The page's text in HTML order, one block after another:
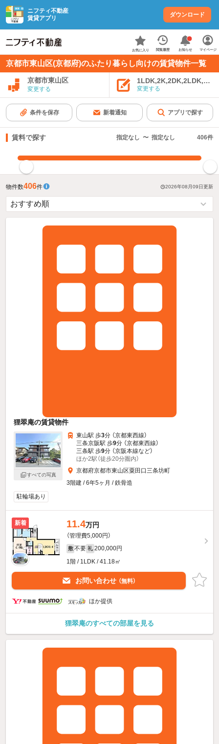
ニフティ不動産
賃貸アプリ
ダウンロード
お気に入り 閲覧履歴 お知らせ マイページ
京都市東山区(京都府)のふたり暮らし向けの賃貸物件一覧
京都市東山区
変更する 変更する
条件を保存 新着通知 アプリで探す
賃料で探す 指定なし 〜 指定なし 406件
物件数406件 2026年08月09日更新
狸翠庵の賃貸物件
すべての写真
東山駅 歩3分 （京都東西線）
三条京阪駅 歩9分 （京都東西線）
三条駅 歩9分 （京阪本線など）
ほか2駅（徒歩20分圏内）
京都府京都市東山区粟田口三条坊町
3階建 / 6年5ヶ月 / 鉄骨造
駐輪場あり
新着 11.4万円
（管理費5,000円）
敷 不要 礼 200,000円
1階 / 1LDK / 41.18㎡
お問い合わせ （無料）
ほか提供
狸翠庵のすべての部屋を見る